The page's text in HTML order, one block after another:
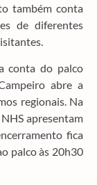
também conta
de diferentes
conta do palco
abre a
regionais. Na
apresentam
fica
palco às 20h30